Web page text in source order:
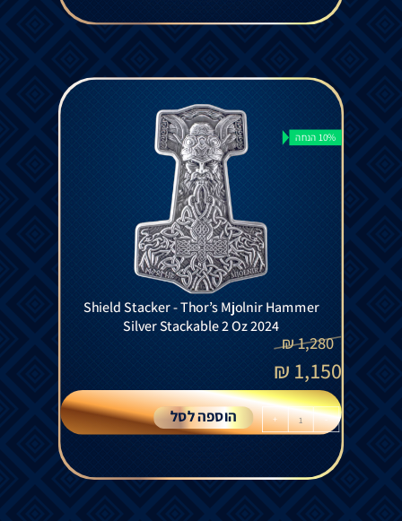
10% הנחה
Shield Stacker - Thor’s Mjolnir Hammer
Silver Stackable 2 Oz 2024
1,280
₪
1,150
₪
-
+ הוספה לסל